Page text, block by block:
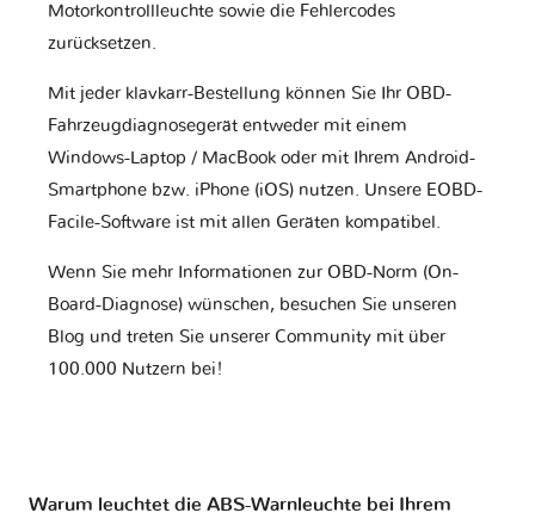
Motorkontrollleuchte sowie die Fehlercodes
zurücksetzen.
Mit jeder klavkarr-Bestellung können Sie Ihr OBD-
Fahrzeugdiagnosegerät entweder mit einem
Windows-Laptop / MacBook oder mit Ihrem Android-
Smartphone bzw. iPhone (iOS) nutzen. Unsere EOBD-
Facile-Software ist mit allen Geräten kompatibel.
Wenn Sie mehr Informationen zur OBD-Norm (On-
Board-Diagnose) wünschen, besuchen Sie unseren
Blog und treten Sie unserer Community mit über
100.000 Nutzern bei!
Warum leuchtet die ABS-Warnleuchte bei Ihrem